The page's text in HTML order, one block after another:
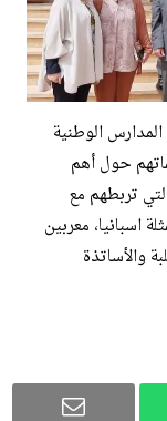
الوطنية
حول أهم
تربطهم مع
اسبانيا، معربين
والأساتذة